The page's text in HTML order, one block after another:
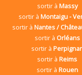
sortir à Massy
sortir à Montaigu -
sortir àNantes /
sortir à Orléans
sortir à
sortir àReims
sortir à Rouen